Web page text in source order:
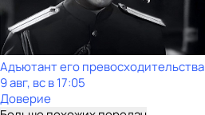
Адъютант его превосходительства
9 авг, вс в 17:05
Доверие